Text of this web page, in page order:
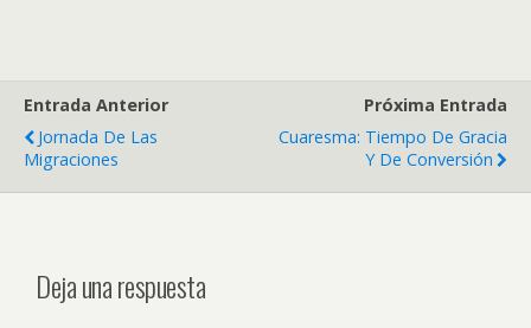
Entrada Anterior
Jornada De Las
Migraciones
Próxima Entrada
Cuaresma: Tiempo De Gracia
Y De Conversión
Deja una respuesta